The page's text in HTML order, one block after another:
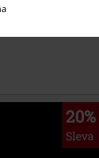
20%
Sleva